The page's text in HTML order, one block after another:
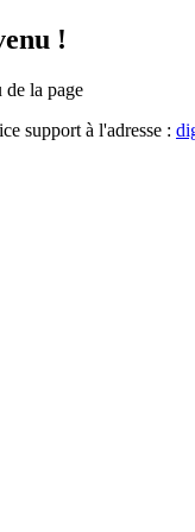
!
de la page
support à l'adresse :